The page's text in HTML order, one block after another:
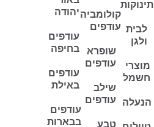
תינוקות
לבית
ולגן
מוצרי
חשמל
הנעלה
קולומביה
עודפים
שופרא
עודפים
שילב
עודפים
טבע
יהודה
עודפים
בחיפה
עודפים
באילת
עודפים
בבארות